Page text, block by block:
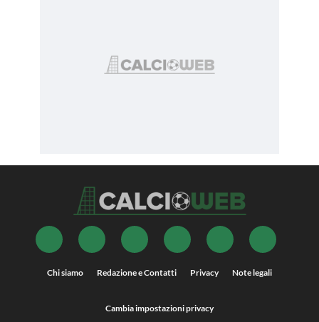
Chi siamo Redazione e Contatti Privacy Note legali
Cambia impostazioni privacy